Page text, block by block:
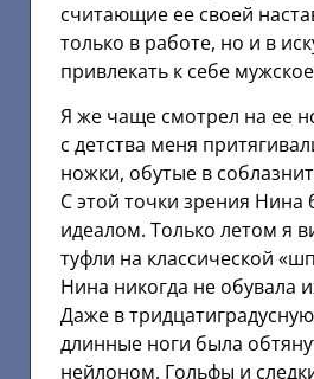
считающие ее своей
только в работе, но и в
привлекать к себе
Я же чаще смотрел на ее
с детства меня
ножки, обутые в
С этой точки зрения
идеалом. Только летом я
туфли на классической
Нина никогда не обувала
Даже в
длинные ноги была
нейлоном. Гольфы и